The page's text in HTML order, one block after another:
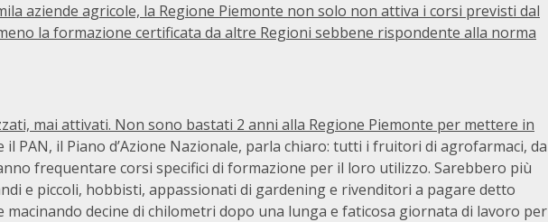
aziende agricole, la Regione Piemonte non solo non attiva i corsi previsti dal
la formazione certificata da altre Regioni sebbene rispondente alla norma
mai attivati. Non sono bastati 2 anni alla Regione Piemonte per mettere in
il PAN, il Piano d’Azione Nazionale, parla chiaro: tutti i fruitori di agrofarmaci, da
frequentare corsi specifici di formazione per il loro utilizzo. Sarebbero più
e piccoli, hobbisti, appassionati di gardening e rivenditori a pagare detto
macinando decine di chilometri dopo una lunga e faticosa giornata di lavoro per